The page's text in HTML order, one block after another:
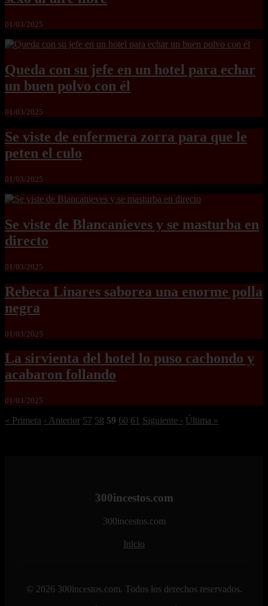
01/03/2025
Queda con su jefe en un hotel para echar
un buen polvo con él
01/03/2025
Se viste de enfermera zorra para que le
peten el culo
01/03/2025
Se viste de Blancanieves y se masturba en
directo
01/03/2025
Rebeca Linares saborea una enorme polla
negra
01/03/2025
La sirvienta del hotel lo puso cachondo y
acabaron follando
01/03/2025
« Primera ‹ Anterior 57 58 59 60 61 Siguiente › Última »
300incestos.com
300incestos.com
Inicio
© 2026 300incestos.com. Todos los derechos reservados.